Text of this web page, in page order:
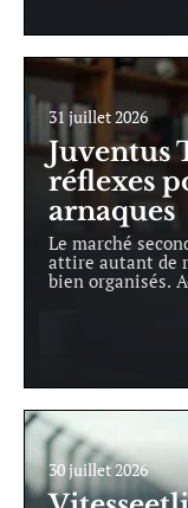
31 juillet 2026
Juventus
réflexes
arnaques
Le marché
attire autant de
bien organisés.
30 juillet 2026